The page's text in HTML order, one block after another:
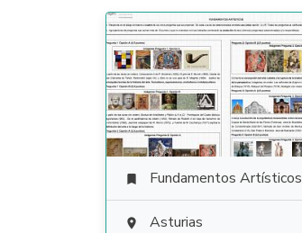
 Fundamentos Artísticos
 Asturias